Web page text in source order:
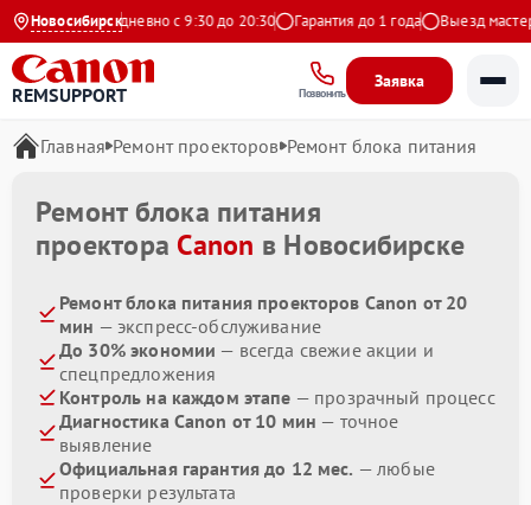
Новосибирск
Яндекс Ежедневно с 9:30 до 20:30 Гарантия до 1 года Выезд мастера
REMSUPPORT Позвонить
Заявка
Главная Ремонт проекторов Ремонт блока питания
Ремонт блока питания
проектора Canon в Новосибирске
Ремонт блока питания проекторов Canon от 20
мин — экспресс-обслуживание
До 30% экономии — всегда свежие акции и
спецпредложения
Контроль на каждом этапе — прозрачный процесс
Диагностика Canon от 10 мин — точное
выявление
Официальная гарантия до 12 мес. — любые
проверки результата